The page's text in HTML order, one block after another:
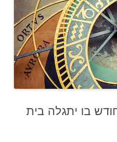
בו יתגלה בית